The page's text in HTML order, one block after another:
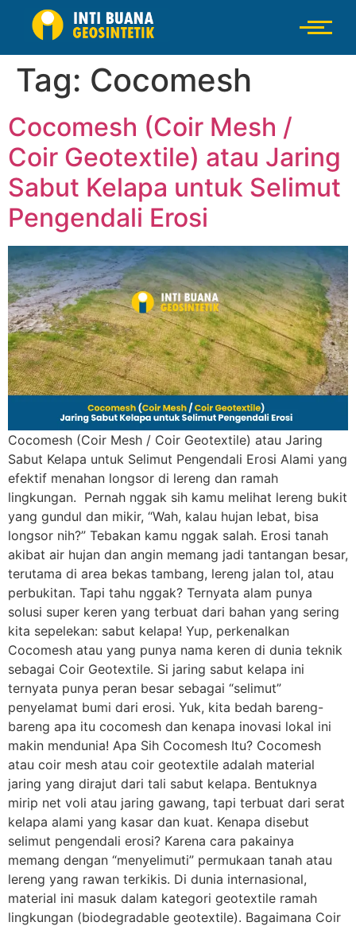
Tag: Cocomesh
Cocomesh (Coir Mesh /
Coir Geotextile) atau Jaring
Sabut Kelapa untuk Selimut
Pengendali Erosi
Cocomesh (Coir Mesh / Coir Geotextile) atau Jaring
Sabut Kelapa untuk Selimut Pengendali Erosi Alami yang
efektif menahan longsor di lereng dan ramah
lingkungan. Pernah nggak sih kamu melihat lereng bukit
yang gundul dan mikir, “Wah, kalau hujan lebat, bisa
longsor nih?” Tebakan kamu nggak salah. Erosi tanah
akibat air hujan dan angin memang jadi tantangan besar,
terutama di area bekas tambang, lereng jalan tol, atau
perbukitan. Tapi tahu nggak? Ternyata alam punya
solusi super keren yang terbuat dari bahan yang sering
kita sepelekan: sabut kelapa! Yup, perkenalkan
Cocomesh atau yang punya nama keren di dunia teknik
sebagai Coir Geotextile. Si jaring sabut kelapa ini
ternyata punya peran besar sebagai “selimut”
penyelamat bumi dari erosi. Yuk, kita bedah bareng-
bareng apa itu cocomesh dan kenapa inovasi lokal ini
makin mendunia! Apa Sih Cocomesh Itu? Cocomesh
atau coir mesh atau coir geotextile adalah material
jaring yang dirajut dari tali sabut kelapa. Bentuknya
mirip net voli atau jaring gawang, tapi terbuat dari serat
kelapa alami yang kasar dan kuat. Kenapa disebut
selimut pengendali erosi? Karena cara pakainya
memang dengan “menyelimuti” permukaan tanah atau
lereng yang rawan terkikis. Di dunia internasional,
material ini masuk dalam kategori geotextile ramah
lingkungan (biodegradable geotextile). Bagaimana Coir